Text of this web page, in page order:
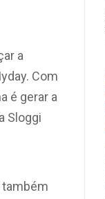
a
Com
é gerar a
Sloggi
também